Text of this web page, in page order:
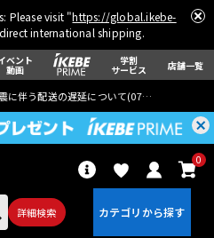
Please visit "https://global.ikebe-
international shipping.
ベント
動画
学割
サービス 店舗一覧
に伴う配送の遅延について(07月29日
詳細検索
0